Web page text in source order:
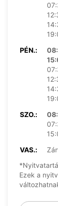
PÉN.:
SZO.:
VAS.:
Ezek a